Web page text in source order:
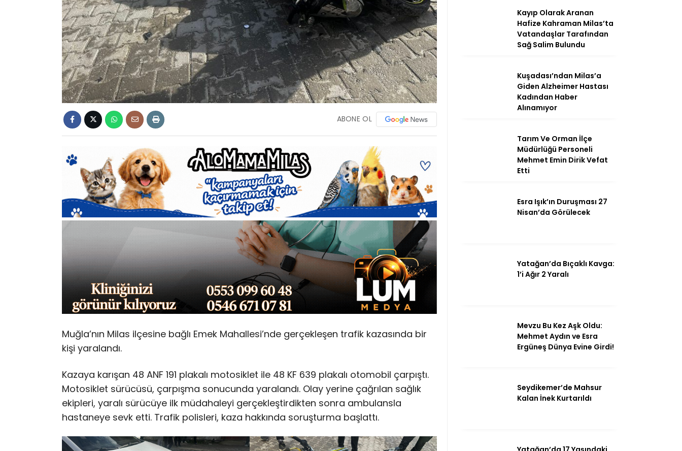
Facebook
Instagram
ABONE OL
Muğla’nın Milas ilçesine bağlı Emek Mahallesi’nde gerçekleşen trafik kazasında bir
kişi yaralandı.
Kazaya karışan 48 ANF 191 plakalı motosiklet ile 48 KF 639 plakalı otomobil çarpıştı.
Motosiklet sürücüsü, çarpışma sonucunda yaralandı. Olay yerine çağrılan sağlık
ekipleri, yaralı sürücüye ilk müdahaleyi gerçekleştirdikten sonra ambulansla
hastaneye sevk etti. Trafik polisleri, kaza hakkında soruşturma başlattı.
Kayıp Olarak Aranan
Hafize Kahraman Milas’ta
Vatandaşlar Tarafından
Sağ Salim Bulundu
Kuşadası’ndan Milas’a
Giden Alzheimer Hastası
Kadından Haber
Alınamıyor
Tarım Ve Orman İlçe
Müdürlüğü Personeli
Mehmet Emin Dirik Vefat
Etti
Esra Işık’ın Duruşması 27
Nisan’da Görülecek
Yatağan’da Bıçaklı Kavga:
1’i Ağır 2 Yaralı
Mevzu Bu Kez Aşk Oldu:
Mehmet Aydın ve Esra
Ergüneş Dünya Evine Girdi!
Seydikemer’de Mahsur
Kalan İnek Kurtarıldı